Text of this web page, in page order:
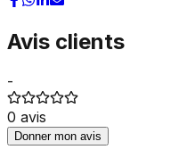
Avis clients
-
0 avis
Donner mon avis